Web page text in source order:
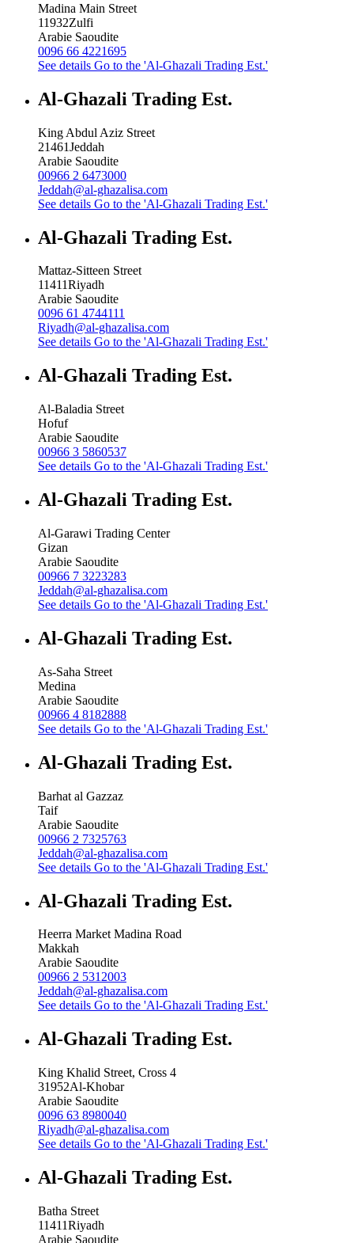
Madina Main Street
11932Zulfi
Arabie Saoudite
0096 66 4221695
See details Go to the 'Al-Ghazali Trading Est.'
Al-Ghazali Trading Est.
King Abdul Aziz Street
21461Jeddah
Arabie Saoudite
00966 2 6473000
Jeddah@al-ghazalisa.com
See details Go to the 'Al-Ghazali Trading Est.'
Al-Ghazali Trading Est.
Mattaz-Sitteen Street
11411Riyadh
Arabie Saoudite
0096 61 4744111
Riyadh@al-ghazalisa.com
See details Go to the 'Al-Ghazali Trading Est.'
Al-Ghazali Trading Est.
Al-Baladia Street
Hofuf
Arabie Saoudite
00966 3 5860537
See details Go to the 'Al-Ghazali Trading Est.'
Al-Ghazali Trading Est.
Al-Garawi Trading Center
Gizan
Arabie Saoudite
00966 7 3223283
Jeddah@al-ghazalisa.com
See details Go to the 'Al-Ghazali Trading Est.'
Al-Ghazali Trading Est.
As-Saha Street
Medina
Arabie Saoudite
00966 4 8182888
See details Go to the 'Al-Ghazali Trading Est.'
Al-Ghazali Trading Est.
Barhat al Gazzaz
Taif
Arabie Saoudite
00966 2 7325763
Jeddah@al-ghazalisa.com
See details Go to the 'Al-Ghazali Trading Est.'
Al-Ghazali Trading Est.
Heerra Market Madina Road
Makkah
Arabie Saoudite
00966 2 5312003
Jeddah@al-ghazalisa.com
See details Go to the 'Al-Ghazali Trading Est.'
Al-Ghazali Trading Est.
King Khalid Street, Cross 4
31952Al-Khobar
Arabie Saoudite
0096 63 8980040
Riyadh@al-ghazalisa.com
See details Go to the 'Al-Ghazali Trading Est.'
Al-Ghazali Trading Est.
Batha Street
11411Riyadh
Arabie Saoudite